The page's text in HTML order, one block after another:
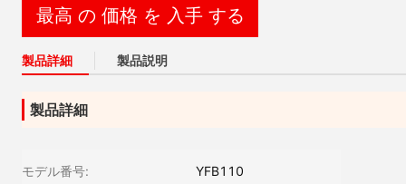
最高 の 価格 を 入手 する
製品詳細 製品説明
製品詳細
モデル番号: YFB110